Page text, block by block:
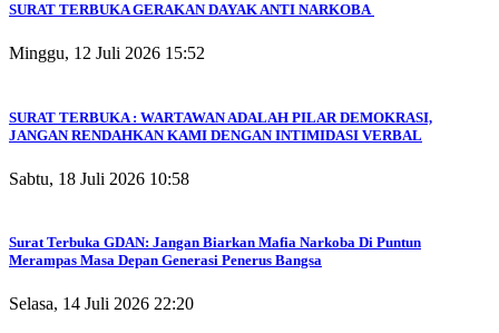
SURAT TERBUKA GERAKAN DAYAK ANTI NARKOBA
Minggu, 12 Juli 2026 15:52
SURAT TERBUKA : WARTAWAN ADALAH PILAR DEMOKRASI,
JANGAN RENDAHKAN KAMI DENGAN INTIMIDASI VERBAL
Sabtu, 18 Juli 2026 10:58
Surat Terbuka GDAN: Jangan Biarkan Mafia Narkoba Di Puntun
Merampas Masa Depan Generasi Penerus Bangsa
Selasa, 14 Juli 2026 22:20